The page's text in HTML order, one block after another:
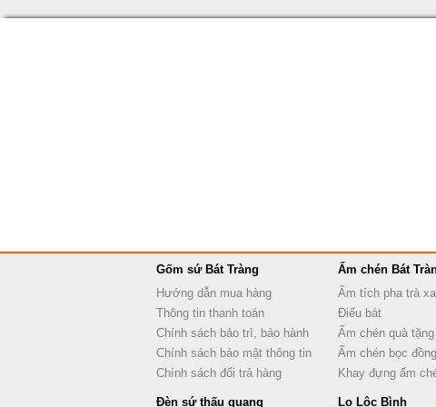
Gốm sứ Bát Tràng
Hướng dẫn mua hàng
Thông tin thanh toán
Chính sách bảo trì, bảo hành
Chính sách bảo mật thông tin
Chính sách đổi trả hàng
Ấm chén Bát
Ấm tích pha trà
Điếu bát
Ấm chén quà tặng
Ấm chén bọc đồng
Khay đựng ấm
Đèn sứ thấu quang Lọ Lộc Bình